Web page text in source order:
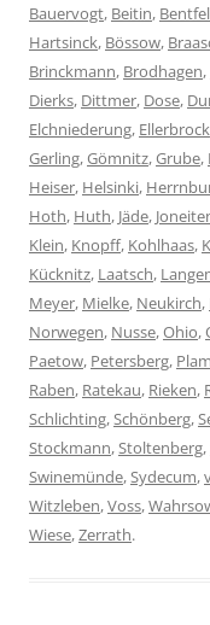
Bauervogt, Beitin,
Hartsinck, Bössow,
Brinckmann, Brodhagen,
Dierks, Dittmer, Dose,
Elchniederung, Ellerbrock
Gerling,Gömnitz,Grube,
Heiser, Helsinki,
Hoth, Huth, Jäde,
Klein, Knopff, Kohlhaas,
Kücknitz, Laatsch,
Meyer, Mielke, Neukirch,
Norwegen, Nusse,Ohio,
Paetow, Petersberg,
Raben, Ratekau, Rieken,
Schlichting,Schönberg,
Stockmann,Stoltenberg,
Swinemünde,Sydecum,
Witzleben,Voss,
Wiese,Zerrath.